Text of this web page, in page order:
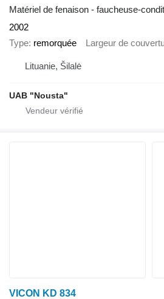
Matériel de fenaison - faucheuse-
2002
Type remorquée Largeur de
Lituanie, Šilalė
UAB "Nousta"
VICON KD 834